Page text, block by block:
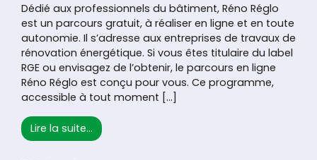
Dédié aux professionnels du bâtiment, Réno Réglo
est un parcours gratuit, à réaliser en ligne et en toute
autonomie. Il s’adresse aux entreprises de travaux de
rénovation énergétique. Si vous êtes titulaire du label
RGE ou envisagez de l’obtenir, le parcours en ligne
Réno Réglo est conçu pour vous. Ce programme,
accessible à tout moment […]
Lire la suite… from Réno Réglo, un nouveau parcours